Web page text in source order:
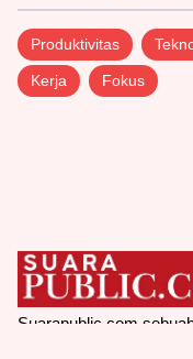
Produktivitas
Kerja Fokus
Suarapublic.com